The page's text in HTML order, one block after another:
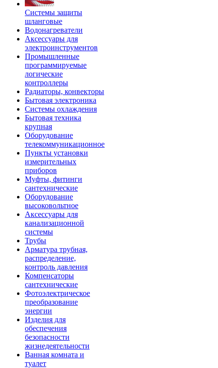
Системы защиты
шланговые
Водонагреватели
Аксессуары для
электроинструментов
Промышленные
программируемые
логические
контроллеры
Радиаторы, конвекторы
Бытовая электроника
Системы охлаждения
Бытовая техника
крупная
Оборудование
телекоммуникационное
Пункты установки
измерительных
приборов
Муфты, фитинги
сантехнические
Оборудование
высоковольтное
Аксессуары для
канализационной
системы
Трубы
Арматура трубная,
распределение,
контроль давления
Компенсаторы
сантехнические
Фотоэлектрическое
преобразование
энергии
Изделия для
обеспечения
безопасности
жизнедеятельности
Ванная комната и
туалет